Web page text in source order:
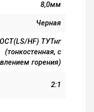
8,0мм
Черная
HF) ТУТнг
(тонкостенная, с
горения)
2:1